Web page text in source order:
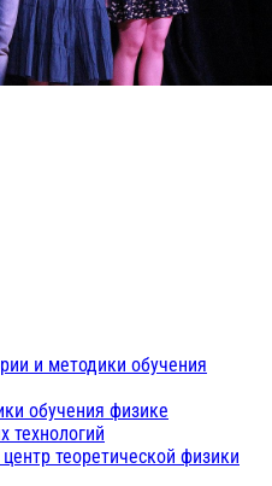
и методики обучения
обучения физике
технологий
теоретической физики